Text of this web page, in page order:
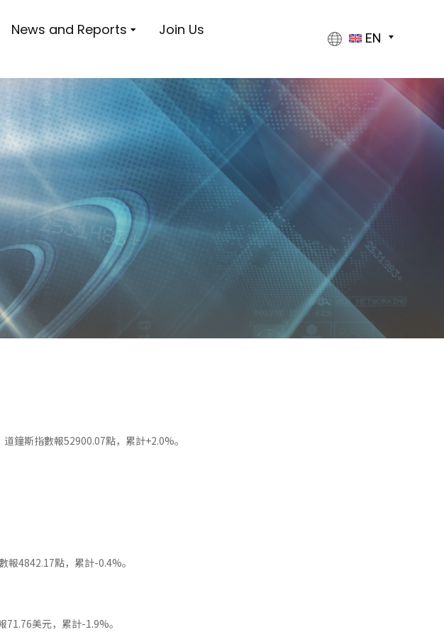
News and Reports
Join Us
EN
鐘斯指數報52900.07點，累計+2.0%。
4842.17點，累計-0.4%。
美元，累計-1.9%。